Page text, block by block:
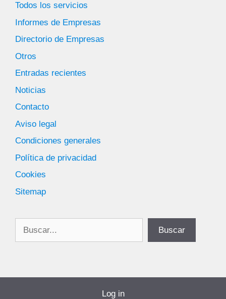
Todos los servicios
Informes de Empresas
Directorio de Empresas
Otros
Entradas recientes
Noticias
Contacto
Aviso legal
Condiciones generales
Política de privacidad
Cookies
Sitemap
Buscar
Log in